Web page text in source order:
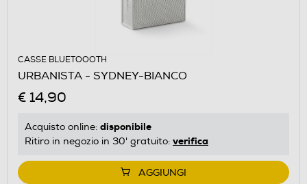
CASSE BLUETOOOTH
URBANISTA - SYDNEY-BIANCO
€ 14,90
Acquisto online: disponibile
Ritiro in negozio in 30' gratuito: verifica
AGGIUNGI